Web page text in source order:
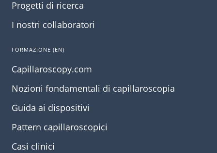
Progetti di ricerca
I nostri collaboratori
FORMAZIONE (EN)
Capillaroscopy.com
Nozioni fondamentali di capillaroscopia
Guida ai dispositivi
Pattern capillaroscopici
Casi clinici